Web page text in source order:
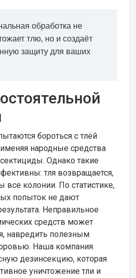
обработка не
тлю, но и создаёт
защиту для ваших
бороться с тлёй
народные средства
Однако такие
тля возвращается,
все колонии. По статистике,
попыток не дают
Неправильное
средств может
навредить полезным
Наша компания
дезинсекцию, которая
уничтожение тли и